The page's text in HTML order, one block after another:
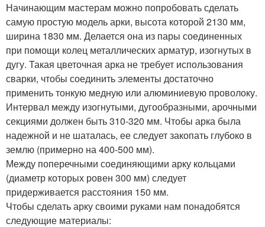
Начинающим мастерам можно попробовать сделать
самую простую модель арки, высота которой 2130 мм,
ширина 1830 мм. Делается она из пары соединенных
при помощи колец металлических арматур, изогнутых в
дугу. Такая цветочная арка не требует использования
сварки, чтобы соединить элементы достаточно
применить тонкую медную или алюминиевую проволоку.
Интервал между изогнутыми, дугообразными, арочными
секциями должен быть 310-320 мм. Чтобы арка была
надежной и не шаталась, ее следует закопать глубоко в
землю (примерно на 400-500 мм).
Между поперечными соединяющими арку кольцами
(диаметр которых ровен 300 мм) следует
придерживается расстояния 150 мм.
Чтобы сделать арку своими руками нам понадобятся
следующие материалы: